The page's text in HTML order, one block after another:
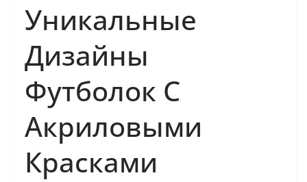
Уникальные
Дизайны
Футболок С
Акриловыми
Красками